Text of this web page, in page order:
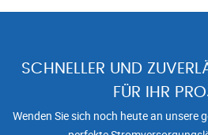
SCHNELLER UND
FÜR IHR
Wenden Sie sich noch heute an unsere